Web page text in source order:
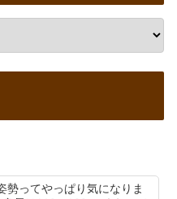
勢ってやっぱり気になりま